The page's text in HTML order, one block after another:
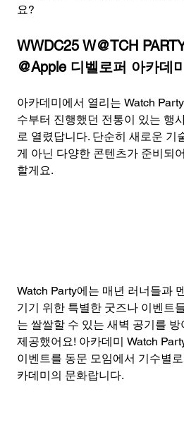
요?
WWDC25 W@TCH
@Apple 디벨로퍼 아카데
아카데미에서 열리는 Watch
수부터 진행했던 전통이 있는 행
로 열렸답니다. 단순히 새로운 기
게 아닌 다양한 콘텐츠가 준비되
할게요.
Watch Party에는 매년 러너들과
기기 위한 특별한 굿즈나 이벤트
는 쌀쌀할 수 있는 새벽 공기를
제공했어요! 아카데미 Watch
이벤트를 동문 모임에서 기수별
카데미의 문화랍니다.